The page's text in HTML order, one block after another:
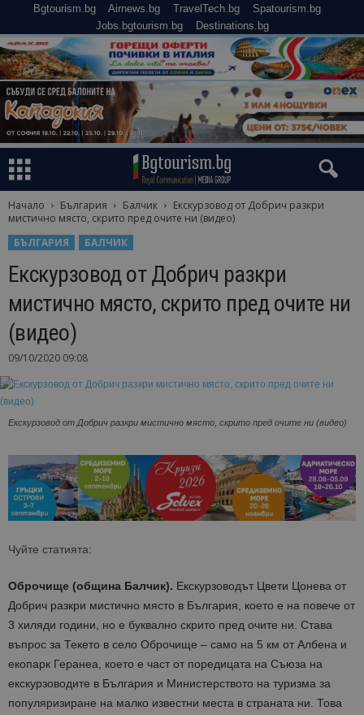
Bgtourism.bg Airnews.bg TravelTech.bg
Spatourism.bg
Jobs.bgtourism.bg
Destinations.bg
Начало България Балчик
Екскурзовод от Добрич разкри
мистично място, скрито пред очите ни (видео)
БЪЛГАРИЯ
БАЛЧИК
Екскурзовод от Добрич разкри
мистично място, скрито пред очите ни
(видео)
09/10/2020 09:08
Екскурзовод от Добрич разкри мистично място, скрито пред очите ни (видео)
Чуйте статията:
Оброчище (община Балчик). Екскурзоводът Цвети Цонева от
Добрич разкри мистично място в България, което е на повече от
3 хиляди години, но е буквално скрито пред очите ни. Става
въпрос за Текето в село Оброчище – само на 5 км от Албена и
екопарк Геранеа, което е част от поредицата на Съюза на
екскурзоводите в България и Министерството на туризма за
популяризиране на малко известни места в страната ни. Това